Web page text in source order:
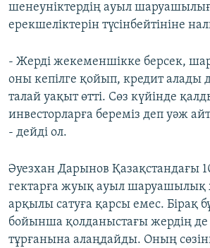
шенеуніктердің ауыл
ерекшеліктерін түсінбейтініне
- Жерді жекеменшікке берсек,
оны кепілге қойып, кредит алады
талай уақыт өтті. Сөз күйінде
инвесторларға береміз деп уәж
- дейді ол.
Әуезхан Дарынов Қазақстандағы
гектарға жуық ауыл шаруашылық
арқылы сатуға қарсы емес. Бірақ
бойынша қолданыстағы жердің де
тұрғанына алаңдайды. Оның